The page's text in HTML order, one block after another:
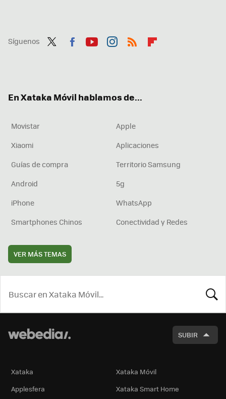
Síguenos
En Xataka Móvil hablamos de...
Movistar
Apple
Xiaomi
Aplicaciones
Guías de compra
Territorio Samsung
Android
5g
iPhone
WhatsApp
Smartphones Chinos
Conectividad y Redes
VER MÁS TEMAS
SUBIR
Xataka
Xataka Móvil
Applesfera
Xataka Smart Home